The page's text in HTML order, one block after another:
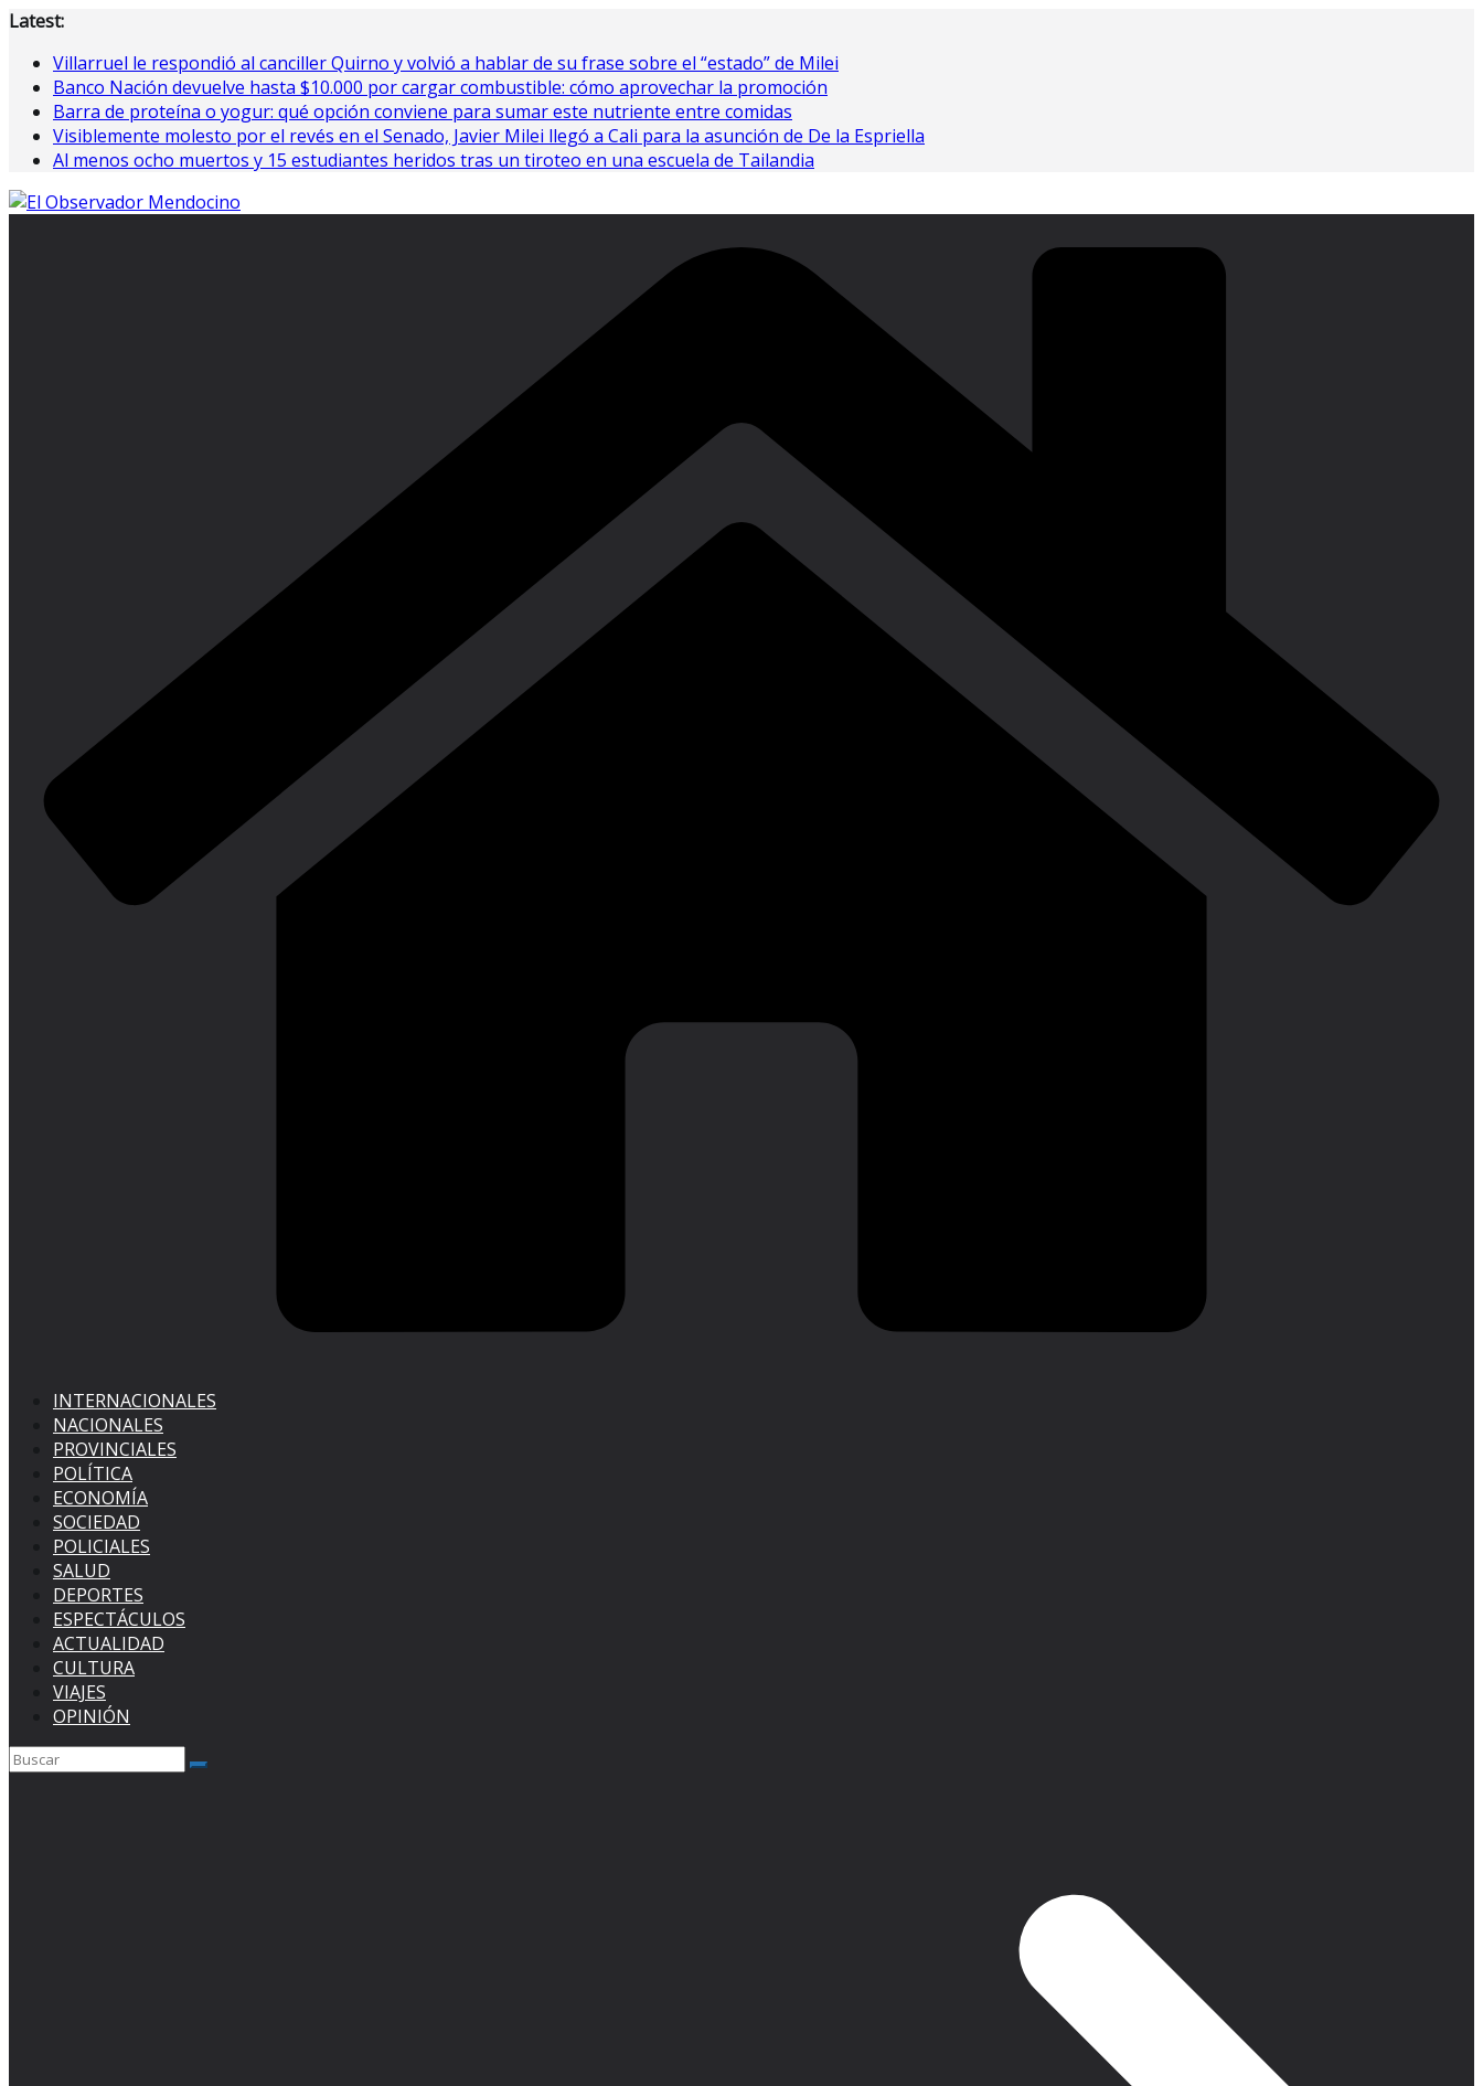
Saltar
contenido
Latest:
Villarruel le respondió al canciller Quirno y volvió a hablar de su frase sobre el “estado” de Milei
Banco Nación devuelve hasta $10.000 por cargar combustible: cómo aprovechar la promoción
Barra de proteína o yogur: qué opción conviene para sumar este nutriente entre comidas
Visiblemente molesto por el revés en el Senado, Javier Milei llegó a Cali para la asunción de De la Espriella
Al menos ocho muertos y 15 estudiantes heridos tras un tiroteo en una escuela de Tailandia
INTERNACIONALES
NACIONALES
PROVINCIALES
POLÍTICA
ECONOMÍA
SOCIEDAD
POLICIALES
SALUD
DEPORTES
ESPECTÁCULOS
ACTUALIDAD
CULTURA
VIAJES
OPINIÓN